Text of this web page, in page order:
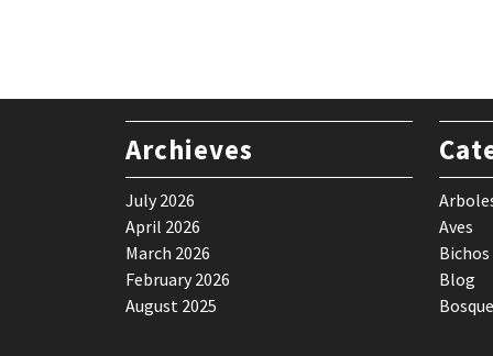
Archieves
July 2026
April 2026
March 2026
February 2026
August 2025
Aves
Bichos
Blog